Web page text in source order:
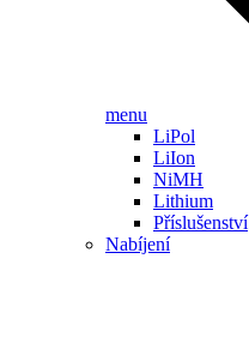
menu
LiPol
LiIon
NiMH
Lithium
Příslušenství
Nabíjení